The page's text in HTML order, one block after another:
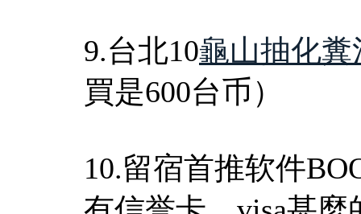
9.台北10龜山抽化糞
買是600台币）
10.留宿首推软件